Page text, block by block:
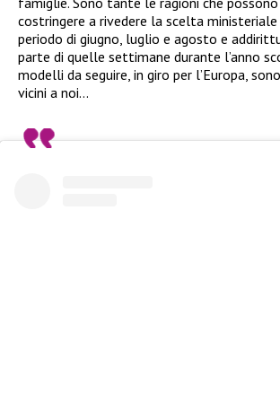
costringere a rivedere la scelta
periodo di giugno, luglio e agosto e
parte di quelle settimane durante l’anno
modelli da seguire, in giro per l’Europa,
vicini a noi…